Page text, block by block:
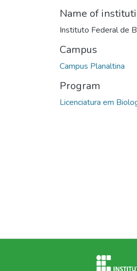
Name of
Instituto Federal de
Campus
Campus Planaltina
Program
Licenciatura em